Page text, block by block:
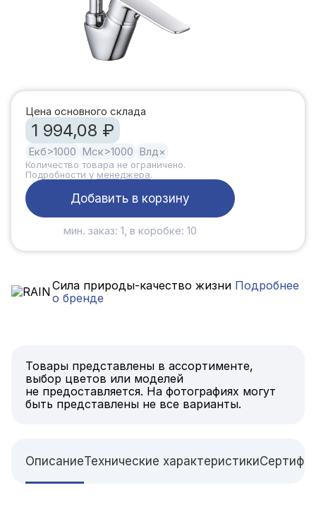
Цена основного склада
1 994,08 ₽
Екб>1000 Мск>1000 Влд ×
Количество товара не ограничено.
Подробности у менеджера.
Добавить в корзину
мин. заказ: 1, в коробке: 10
Сила природы-качество жизни Подробнее
о бренде
Товары представлены в ассортименте,
выбор цветов или моделей
не предоставляется. На фотографиях могут
быть представлены не все варианты.
ОписаниеТехнические характеристики